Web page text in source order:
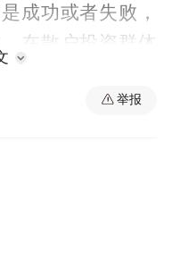
成功或者失败，
在散户投资群体
举报